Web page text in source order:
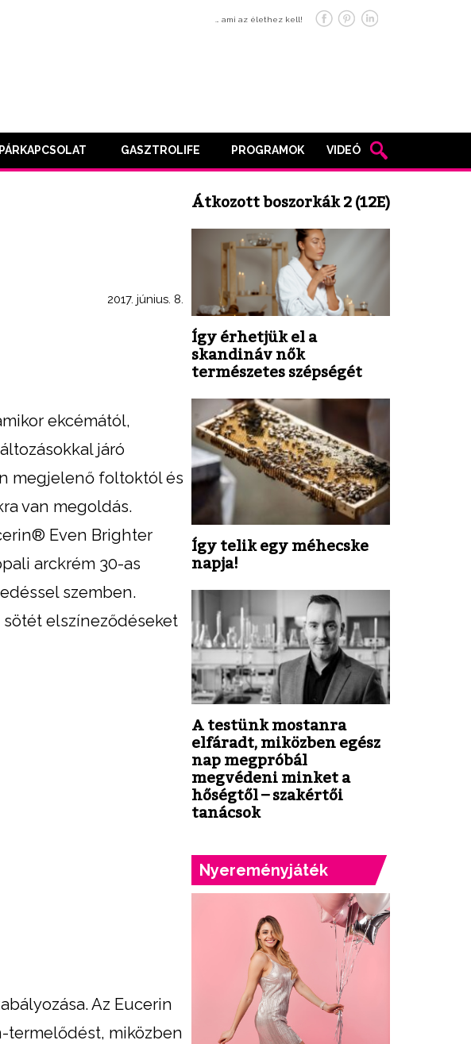
… ami az élethez kell!
PÁRKAPCSOLAT GASZTROLIFE PROGRAMOK VIDEÓ
2017. június. 8.
ekcémától,
járó
megjelenő foltoktól és
van megoldás.
Even Brighter
arckrém 30-as
szemben.
elszíneződéseket
Az Eucerin
termelődést, miközben
Átkozott boszorkák 2 (12E)
Így érhetjük el a
skandináv nők
természetes szépségét
Így telik egy méhecske
napja!
A testünk mostanra
elfáradt, miközben egész
nap megpróbál
megvédeni minket a
hőségtől – szakértői
tanácsok
Nyereményjáték